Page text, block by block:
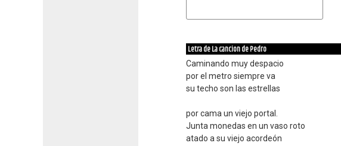
Letra de La cancion de Pedro
Caminando muy despacio
por el metro siempre va
su techo son las estrellas
por cama un viejo portal.
Junta monedas en un vaso roto
atado a su viejo acordeón